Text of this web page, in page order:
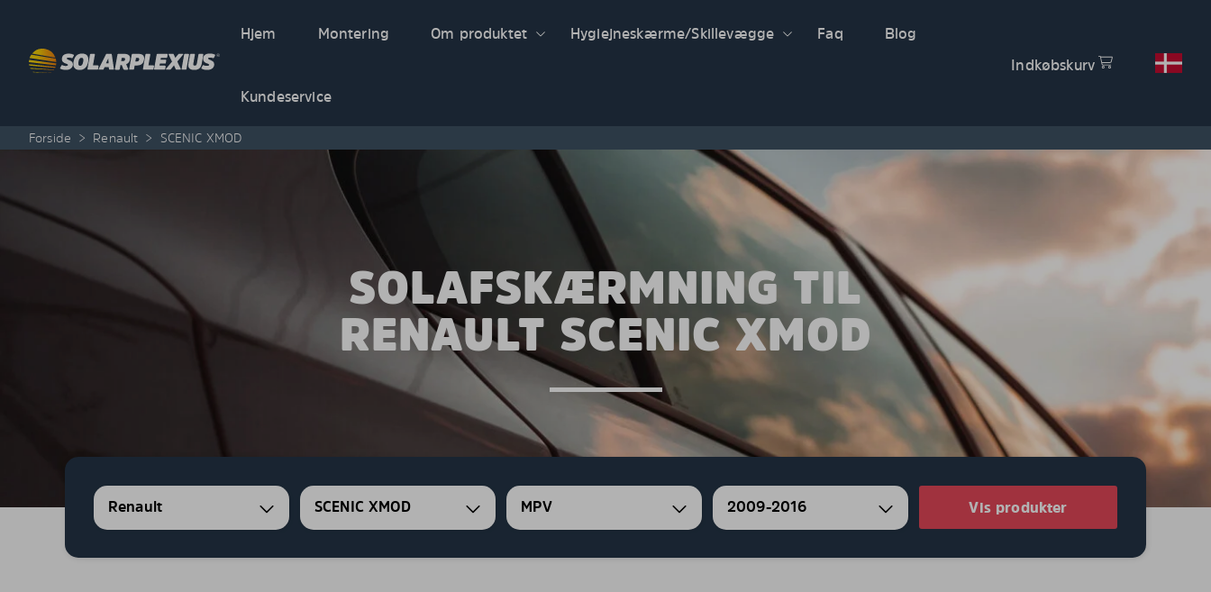
Hjem
Montering Om produktet Hygiejneskærme/Skillevægge Faq Blog
Kundeservice
Indkøbskurv
Forside > Renault > SCENIC XMOD
SOLAFSKÆRMNING TIL
RENAULT SCENIC XMOD
Renault SCENIC XMOD MPV 2009-2016 Vis produkter